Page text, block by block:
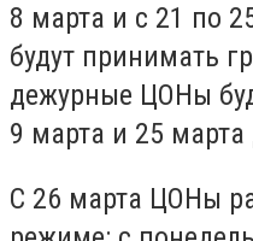
8 марта и с 21 по
будут принимать
дежурные ЦОНы
9 марта и 25 марта
С 26 марта ЦОНы